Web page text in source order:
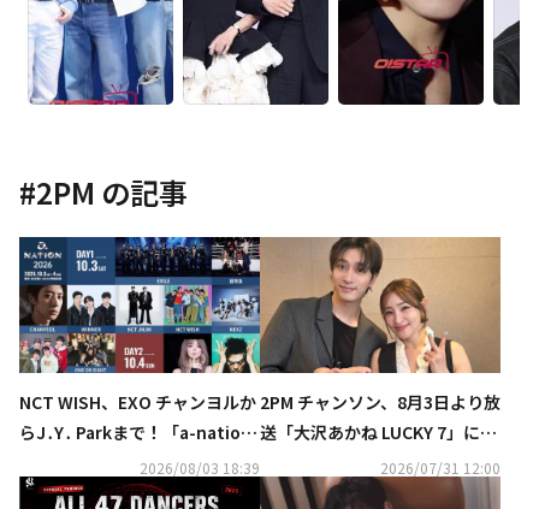
#2PM の記事
NCT WISH、EXO チャンヨルか
らJ․Y․ Parkまで！「a-nation
2026」第1弾出演アーティスト
発表
2026/08/03 18:39
2PM チャンソン、8月3日より放
送「大沢あかね LUCKY 7」に出
演！オフの日の過ごし方＆体づ
くりへのこだわりも明らかに
2026/07/31 12:00